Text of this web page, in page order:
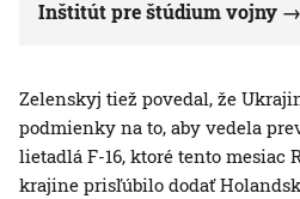
Inštitút pre štúdium vojny
Zelenskyj tiež povedal, že
podmienky na to, aby vedela
lietadlá F-16, ktoré tento mesiac
krajine prisľúbilo dodať